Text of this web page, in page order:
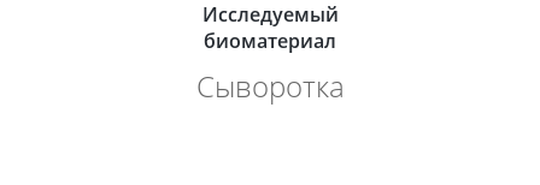
Исследуемый
биоматериал
Сыворотка